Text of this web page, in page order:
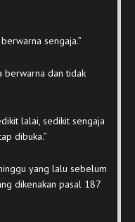
sengaja.”
berwarna dan tidak
lalai, sedikit sengaja
dibuka.”
yang lalu sebelum
dikenakan pasal 187